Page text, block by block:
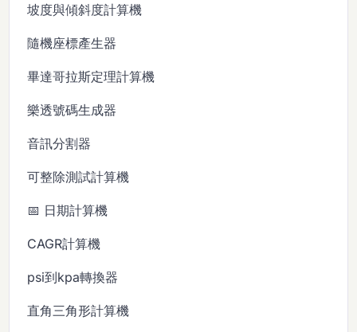
坡度與傾斜度計算機
隨機座標產生器
畢達哥拉斯定理計算機
樂透號碼生成器
音訊分割器
可整除測試計算機
📅 日期計算機
CAGR計算機
psi到kpa轉換器
直角三角形計算機